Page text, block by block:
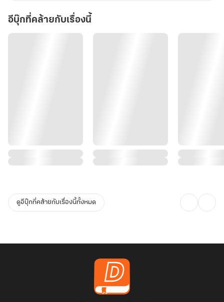
อีบุ๊กที่คล้ายกับเรื่องนี้
ดูอีบุ๊กที่คล้ายกับเรื่องนี้ทั้งหมด